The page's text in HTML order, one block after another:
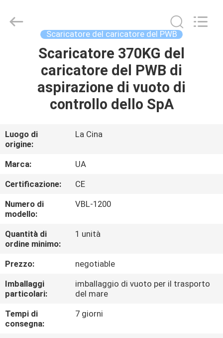
PRODOTTI
NOI
GIRO
DELLA
FABBRICA
CONTROLLO
DI
QUALITÀ
CONTATTICI
NOTIZIE
UNIQUE
AUTOMATION
Scaricatore del caricatore del PWB
Scaricatore 370KG del
caricatore del PWB di
aspirazione di vuoto di
controllo dello SpA
Luogo di
origine:
La Cina
Marca:
UA
Certificazione:
CE
Numero di
modello:
VBL-1200
Quantità di
ordine minimo:
1 unità
Prezzo:
negotiable
Imballaggi
particolari:
imballaggio di vuoto per il trasporto
del mare
Tempi di
consegna:
7 giorni